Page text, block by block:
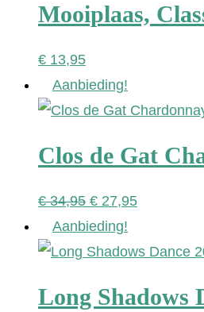
Mooiplaas,
€ 13,95
Aanbieding!
Clos de Gat
€34,95 Oorspronkelijke
prijs
was:
€ 27,95Huidige
is:
Aanbieding!
Long Shadows